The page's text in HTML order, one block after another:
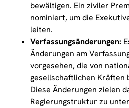
bewältigen. Ein ziviler
nominiert, um die
leiten.
Verfassungsänderungen:
Änderungen am
vorgesehen, die von
gesellschaftlichen Kräften
Diese Änderungen zielen
Regierungstruktur zu